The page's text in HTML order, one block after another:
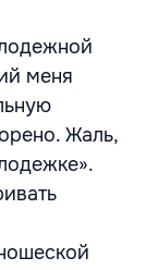
меня
Жаль,